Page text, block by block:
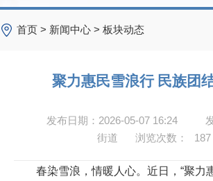
首页 > 新闻中心 > 板块动态
聚力惠民雪浪行 民族团
发布日期：2026-05-07 16:24
街道
浏览次数： 187
春染雪浪，情暖人心。近日，“聚力